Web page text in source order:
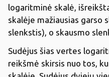
logaritminė skalė,
skalėje mažiausias garso
slenkstis), o skausmo
Sudėjus šias vertes
reikšmė skirsis nuo tos,